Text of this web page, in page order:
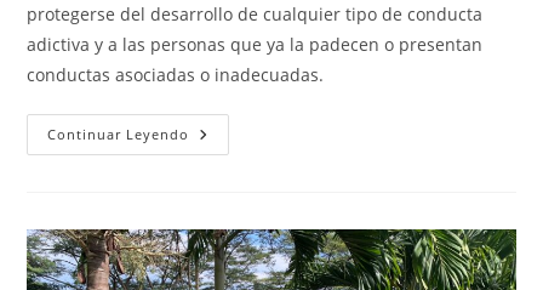
protegerse del desarrollo de cualquier tipo de conducta
adictiva y a las personas que ya la padecen o presentan
conductas asociadas o inadecuadas.
Continuar Leyendo Fundación
La